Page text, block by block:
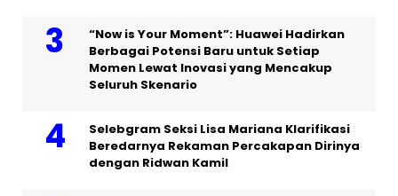
“Now is Your Moment”: Huawei Hadirkan
Berbagai Potensi Baru untuk Setiap
Momen Lewat Inovasi yang Mencakup
Seluruh Skenario
Selebgram Seksi Lisa Mariana Klarifikasi
Beredarnya Rekaman Percakapan Dirinya
dengan Ridwan Kamil